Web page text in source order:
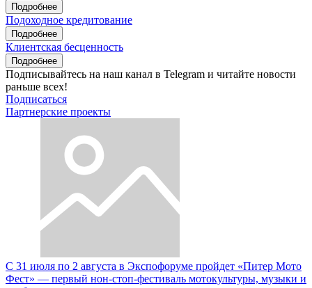
Подробнее
Подоходное кредитование
Подробнее
Клиентская бесценность
Подробнее
Подписывайтесь на наш канал в Telegram и читайте новости
раньше всех!
Подписаться
Партнерские проекты
С 31 июля по 2 августа в Экспофоруме пройдет «Питер Мото
Фест» — первый нон-стоп-фестиваль мотокультуры, музыки и